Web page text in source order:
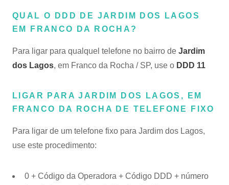
QUAL O DDD DE JARDIM DOS LAGOS
EM FRANCO DA ROCHA?
Para ligar para qualquel telefone no bairro de Jardim
dos Lagos, em Franco da Rocha / SP, use o DDD 11
LIGAR PARA JARDIM DOS LAGOS, EM
FRANCO DA ROCHA DE TELEFONE FIXO
Para ligar de um telefone fixo para Jardim dos Lagos,
use este procedimento:
0 + Código da Operadora + Código DDD + número